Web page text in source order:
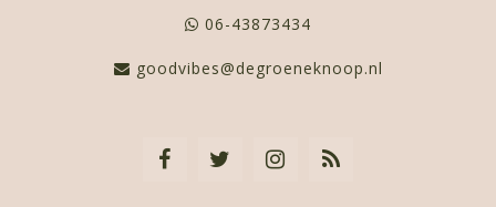
06-43873434
goodvibes@degroeneknoop.nl